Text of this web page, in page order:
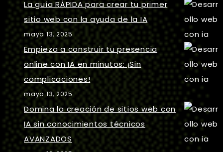
La guía RÁPIDA para crear tu primer
sitio web con la ayuda de la IA
mayo 13, 2025
Empieza a construir tu presencia
online con IA en minutos: ¡Sin
complicaciones!
mayo 13, 2025
Domina la creación de sitios web con
IA sin conocimientos técnicos
AVANZADOS